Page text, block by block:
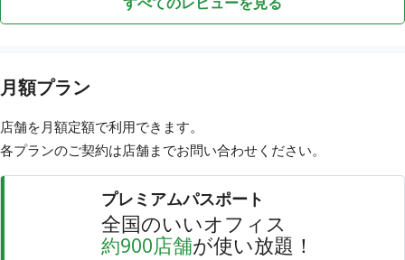
月額プラン
店舗を月額定額で利用できます。
各プランのご契約は店舗までお問い合わせ ください。
プレミアムパスポート
全国のいいオフィス
約900店舗が使い放題！